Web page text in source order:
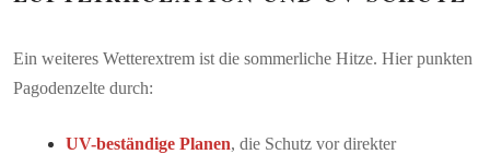
Ein weiteres Wetterextrem ist die sommerliche Hitze. Hier punkten
Pagodenzelte durch:
UV-beständige Planen, die Schutz vor direkter